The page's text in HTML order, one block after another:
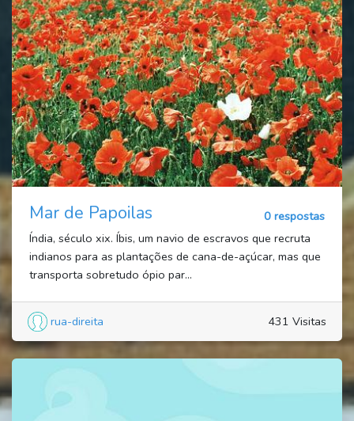
Mar de Papoilas
0 respostas
Índia, século xix. Íbis, um navio de escravos que recruta
indianos para as plantações de cana-de-açúcar, mas que
transporta sobretudo ópio par...
rua-direita 431 Visitas